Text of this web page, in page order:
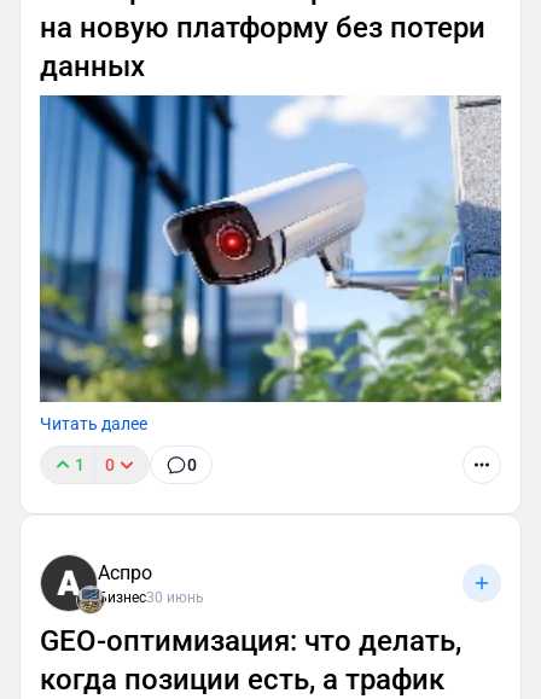
на новую платформу без потери
данных
Читать далее
1 0 0
Аспро
Бизнес30 июнь
GEO-оптимизация: что делать,
когда позиции есть, а трафик